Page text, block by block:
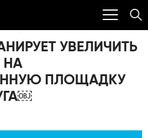
УВЕЛИЧИТЬ
НА
ПЛОЩАДКУ